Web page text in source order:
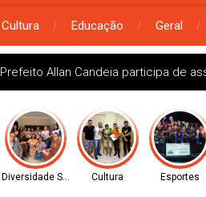
Cultura Educação Geral
Prefeito Allan Candeia participa de
Diversidade Social Cultura Esportes